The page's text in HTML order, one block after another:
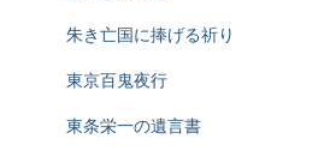
朱き亡国に捧げる祈り
東京百鬼夜行
東条栄一の遺言書